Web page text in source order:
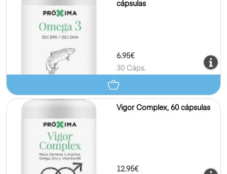
cápsulas
6.95€
30 Cáps.
Vigor Complex, 60 cápsulas
12.95€